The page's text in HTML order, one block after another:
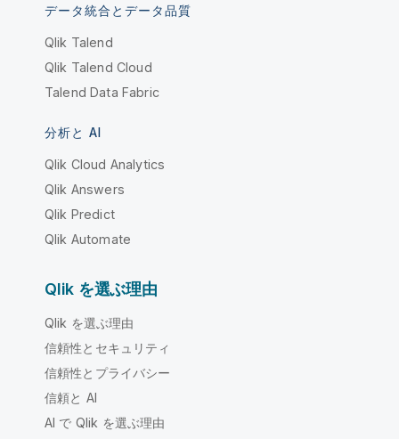
データ統合とデータ品質
Qlik Talend
Qlik Talend Cloud
Talend Data Fabric
分析と AI
Qlik Cloud Analytics
Qlik Answers
Qlik Predict
Qlik Automate
Qlik を選ぶ理由
Qlik を選ぶ理由
信頼性とセキュリティ
信頼性とプライバシー
信頼と AI
AI で Qlik を選ぶ理由